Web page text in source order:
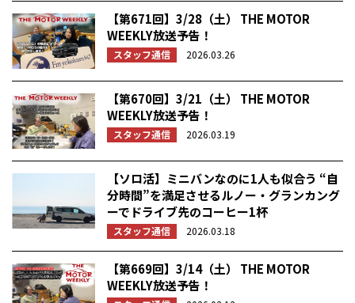
【第671回】3/28（土） THE MOTOR
WEEKLY放送予告！
スタッフ通信 2026.03.26
【第670回】3/21（土） THE MOTOR
WEEKLY放送予告！
スタッフ通信 2026.03.19
【ソロ活】ミニバンなのに1人も似合う “自
分時間”を満足させるルノー・グランカング
ーでドライブ先のコーヒー1杯
スタッフ通信 2026.03.18
【第669回】3/14（土） THE MOTOR
WEEKLY放送予告！